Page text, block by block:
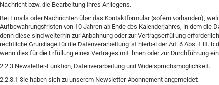
Nachricht bzw. die Bearbeitung Ihres Anliegens.
Bei Emails oder Nachrichten über das Kontaktformular (sofern vorhanden),
Aufbewahrungsfristen von 10 Jahren ab Ende des Kalenderjahres, in dem die
denn diese sind weiterhin zur Anbahnung oder zur Vertragserfüllung
rechtliche Grundlage für die Datenverarbeitung ist hierbei der Art. 6 Abs. 1 lit.
wenn dies für die Erfüllung eines Vertrages mit Ihnen oder zur Durchführung
2.2.3 Newsletter-Funktion, Datenverarbeitung und Widerspruchsmöglichkeit.
2.2.3.1 Sie haben sich zu unserem Newsletter-Abonnement angemeldet: